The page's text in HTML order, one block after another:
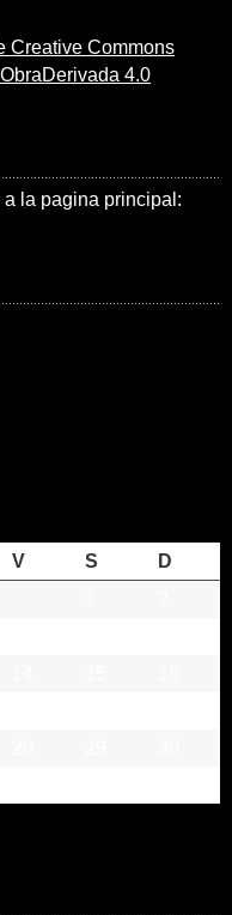
Creative Commons
4.0
la pagina principal:
V S
D